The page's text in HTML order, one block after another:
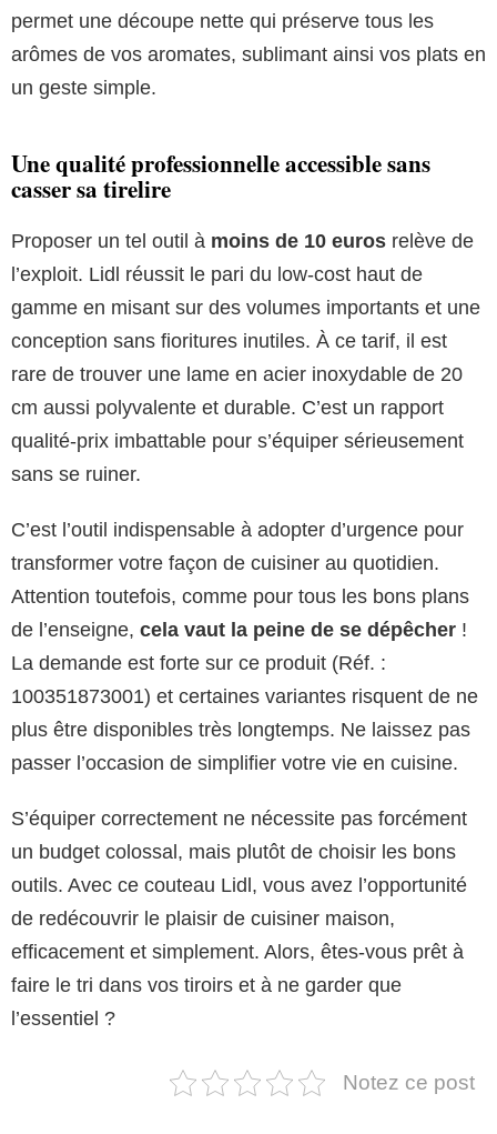
permet une découpe nette qui préserve tous les
arômes de vos aromates, sublimant ainsi vos plats en
un geste simple.
Une qualité professionnelle accessible sans
casser sa tirelire
Proposer un tel outil à moins de 10 euros relève de
l’exploit. Lidl réussit le pari du low-cost haut de
gamme en misant sur des volumes importants et une
conception sans fioritures inutiles. À ce tarif, il est
rare de trouver une lame en acier inoxydable de 20
cm aussi polyvalente et durable. C’est un rapport
qualité-prix imbattable pour s’équiper sérieusement
sans se ruiner.
C’est l’outil indispensable à adopter d’urgence pour
transformer votre façon de cuisiner au quotidien.
Attention toutefois, comme pour tous les bons plans
de l’enseigne, cela vaut la peine de se dépêcher !
La demande est forte sur ce produit (Réf. :
100351873001) et certaines variantes risquent de ne
plus être disponibles très longtemps. Ne laissez pas
passer l’occasion de simplifier votre vie en cuisine.
S’équiper correctement ne nécessite pas forcément
un budget colossal, mais plutôt de choisir les bons
outils. Avec ce couteau Lidl, vous avez l’opportunité
de redécouvrir le plaisir de cuisiner maison,
efficacement et simplement. Alors, êtes-vous prêt à
faire le tri dans vos tiroirs et à ne garder que
l’essentiel ?
Notez ce post